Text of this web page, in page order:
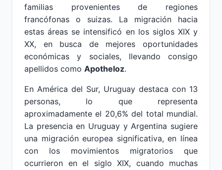
familias provenientes de regiones
francófonas o suizas. La migración hacia
estas áreas se intensificó en los siglos XIX y
XX, en busca de mejores oportunidades
económicas y sociales, llevando consigo
apellidos como Apotheloz.
En América del Sur, Uruguay destaca con 13
personas, lo que representa
aproximadamente el 20,6% del total mundial.
La presencia en Uruguay y Argentina sugiere
una migración europea significativa, en línea
con los movimientos migratorios que
ocurrieron en el siglo XIX, cuando muchas